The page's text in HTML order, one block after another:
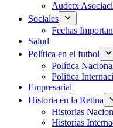
Audetx
Sociales
Fechas
Salud
Política en el futbol
Política
Política
Empresarial
Historia en la Retina
Historias
Historias